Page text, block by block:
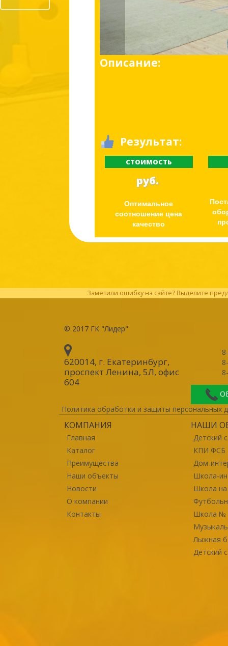
Описание:
Результат:
СТОИМОСТЬ
руб.
Оптимальное
соотношение цена
качество
Заметили ошибку на сайте? Выделите
© 2017 ГК "Лидер"
620014, г. Екатеринбург,
проспект Ленина, 5Л, офис
604
Политика обработки и защиты персональных
КОМПАНИЯ
Главная
Каталог
Преимущества
Наши объекты
Новости
О компании
Контакты
НАШИ
Детский
КПИ ФСБ
Дом-
Школа-
Школа
Школа №
Лыжная
Детский